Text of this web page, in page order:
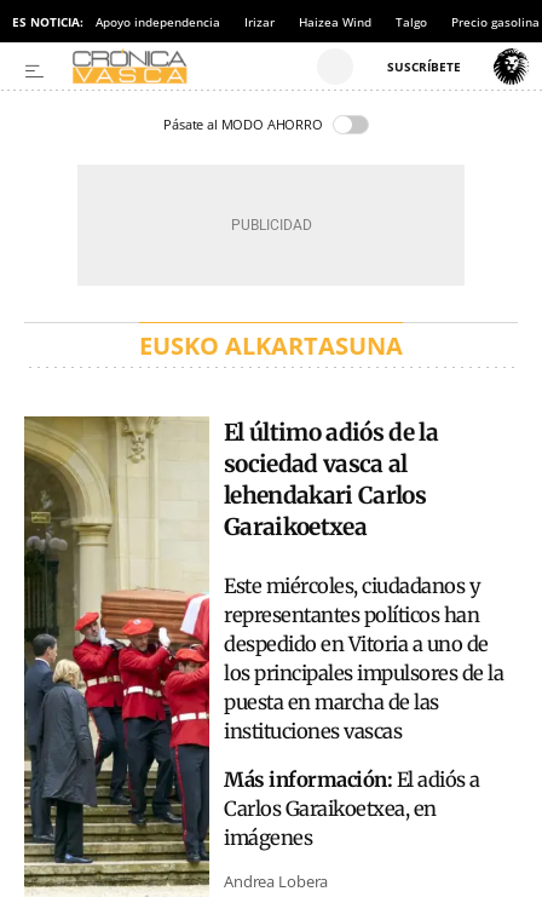
ES NOTICIA: Apoyo independencia Irizar Haizea Wind Talgo Precio gasolina
Pásate al MODO AHORRO
EUSKO ALKARTASUNA
El último adiós de la
sociedad vasca al
lehendakari Carlos
Garaikoetxea
Este miércoles, ciudadanos y
representantes políticos han
despedido en Vitoria a uno de
los principales impulsores de la
puesta en marcha de las
instituciones vascas
Más información:El adiós a
Carlos Garaikoetxea, en
imágenes
Andrea Lobera